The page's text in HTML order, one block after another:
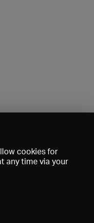
cookies for
any time via your